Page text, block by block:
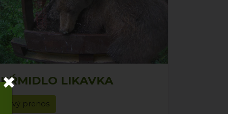
×
KŔMIDLO LIKAVKA
živý prenos